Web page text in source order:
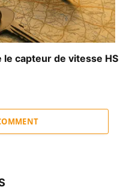
capteur de vitesse HS